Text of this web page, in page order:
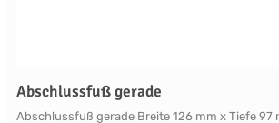
Abschlussfuß gerade
Abschlussfuß gerade Breite 126 mm x Tiefe 97